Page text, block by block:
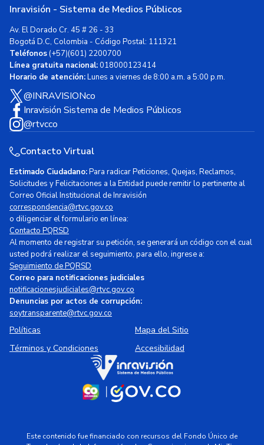
Inravisión - Sistema de Medios Públicos
Av. El Dorado Cr. 45 # 26 - 33
Bogotá D.C, Colombia - Código Postal: 111321
Teléfonos(+57)(601) 2200700
Línea gratuita nacional:018000123414
Horario de atención:Lunes a viernes de 8:00 a.m. a 5:00 p.m.
@INRAVISIONco
Inravisión Sistema de Medios Públicos
@rtvcco
Contacto Virtual
Estimado Ciudadano:Para radicar Peticiones, Quejas, Reclamos,
Solicitudes y Felicitaciones a la Entidad puede remitir lo pertinente al
Correo Oficial Institucional de Inravisión
correspondencia@rtvc.gov.co
o diligenciar el formulario en línea:
Contacto PQRSD
Al momento de registrar su petición, se generará un código con el cual
usted podrá realizar el seguimiento, para ello, ingrese a:
Seguimiento de PQRSD
Correo para notificaciones judiciales
notificacionesjudiciales@rtvc.gov.co
Denuncias por actos de corrupción:
soytransparente@rtvc.gov.co
Políticas
Mapa del Sitio
Términos y Condiciones
Accesibilidad
Este contenido fue financiado con recursos del Fondo Único de